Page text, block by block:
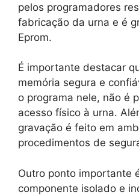
pelos programadores
fabricação da urna e é
Eprom.
É importante destacar
memória segura e
o programa nele, não é
acesso físico à urna.
gravação é feito em
procedimentos de
Outro ponto importante
componente isolado e